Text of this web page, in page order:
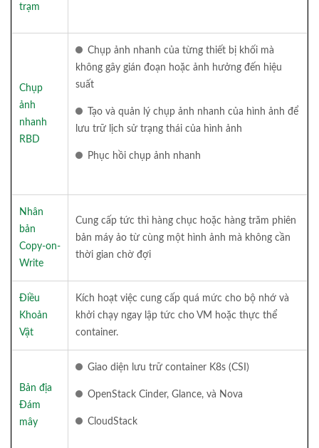
trạm
Chụp
ảnh
nhanh
RBD
Chụp ảnh nhanh của từng thiết bị khối mà
không gây gián đoạn hoặc ảnh hưởng đến hiệu
suất
Tạo và quản lý chụp ảnh nhanh của hình ảnh để
lưu trữ lịch sử trạng thái của hình ảnh
Phục hồi chụp ảnh nhanh
Nhân
bản
Copy-on-
Write
Cung cấp tức thì hàng chục hoặc hàng trăm phiên
bản máy ảo từ cùng một hình ảnh mà không cần
thời gian chờ đợi
Điều
Khoản
Vật
Kích hoạt việc cung cấp quá mức cho bộ nhớ và
khởi chạy ngay lập tức cho VM hoặc thực thể
container.
Bản địa
Đám
mây
Giao diện lưu trữ container K8s (CSI)
OpenStack Cinder, Glance, và Nova
CloudStack